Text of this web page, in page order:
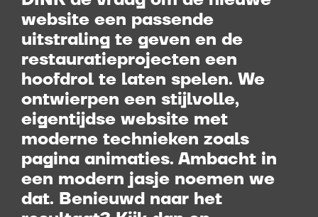
website een passende
uitstraling te geven en de
restauratieprojecten een
hoofdrol te laten spelen. We
ontwierpen een stijlvolle,
eigentijdse website met
moderne technieken zoals
pagina animaties. Ambacht in
een modern jasje noemen we
dat. Benieuwd naar het